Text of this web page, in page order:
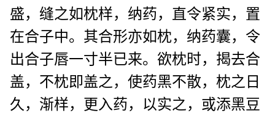
盛，缝之如枕样，纳药，直令紧实，置
在合子中。其合形亦如枕，纳药囊，令
出合子唇一寸半已来。欲枕时，揭去合
盖，不枕即盖之，使药黑不散，枕之日
久，渐样，更入药，以实之，或添黑豆